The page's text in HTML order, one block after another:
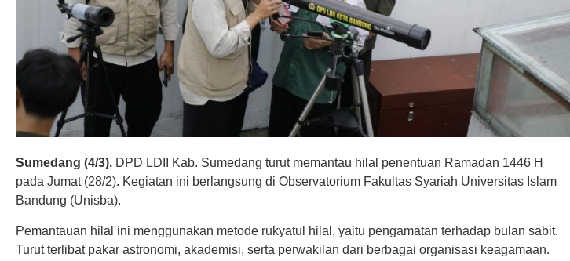
Sumedang (4/3). DPD LDII Kab. Sumedang turut memantau hilal penentuan Ramadan 1446 H
pada Jumat (28/2). Kegiatan ini berlangsung di Observatorium Fakultas Syariah Universitas Islam
Bandung (Unisba).
Pemantauan hilal ini menggunakan metode rukyatul hilal, yaitu pengamatan terhadap bulan sabit.
Turut terlibat pakar astronomi, akademisi, serta perwakilan dari berbagai organisasi keagamaan.